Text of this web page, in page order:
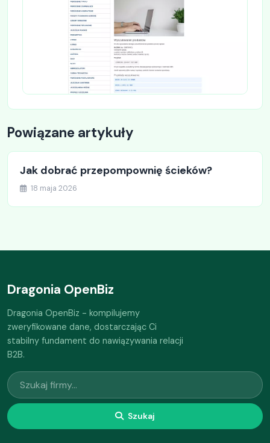
Powiązane artykuły
Jak dobrać przepompownię ścieków?
18 maja 2026
Dragonia OpenBiz
Dragonia OpenBiz - kompilujemy
zweryfikowane dane, dostarczając Ci
stabilny fundament do nawiązywania relacji
B2B.
Szukaj